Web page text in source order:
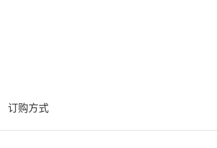
订购方式